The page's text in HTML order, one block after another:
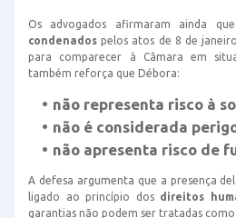
Os advogados afirmaram ainda
condenados pelos atos de 8 de
para comparecer à Câmara em
também reforça que Débora:
não representa risco à
não é considerada
não apresenta risco de
A defesa argumenta que a presença
ligado ao princípio dos direitos
garantias não podem ser tratadas como